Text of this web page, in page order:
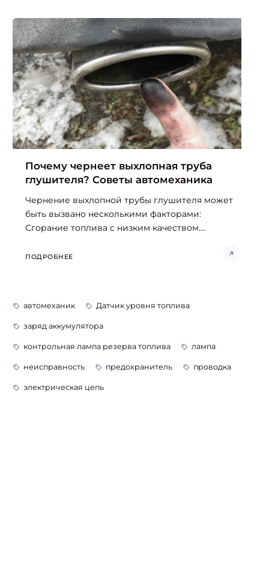
Почему чернеет выхлопная труба
глушителя? Советы автомеханика
Чернение выхлопной трубы глушителя может
быть вызвано несколькими факторами:
Сгорание топлива с низким качеством....
ПОДРОБНЕЕ
автомеханик Датчик уровня топлива
заряд аккумулятора
контрольная лампа резерва топлива лампа
неисправность предохранитель проводка
электрическая цепь